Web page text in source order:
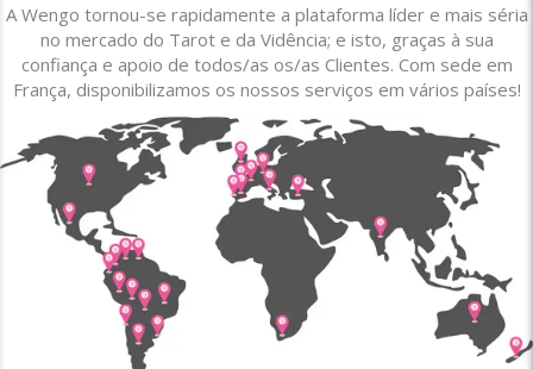
A Wengo tornou-se rapidamente a plataforma líder e mais séria
no mercado do Tarot e da Vidência; e isto, graças à sua
confiança e apoio de todos/as os/as Clientes. Com sede em
França, disponibilizamos os nossos serviços em vários países!